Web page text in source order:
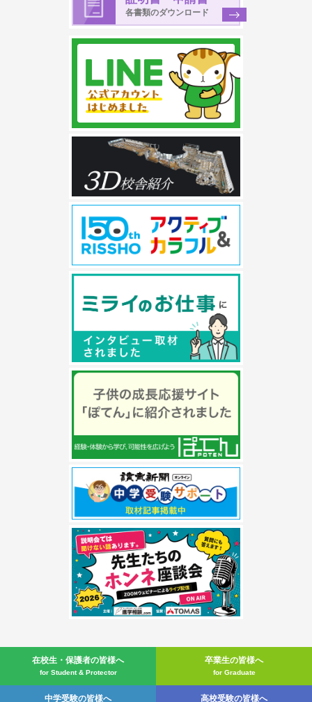
各書類のダウンロード
在校生・ 保護者の皆様へ
for Student & Protector
卒業生の皆様へ
for Graduate
中学受験の皆様へ 高校受験の皆様へ